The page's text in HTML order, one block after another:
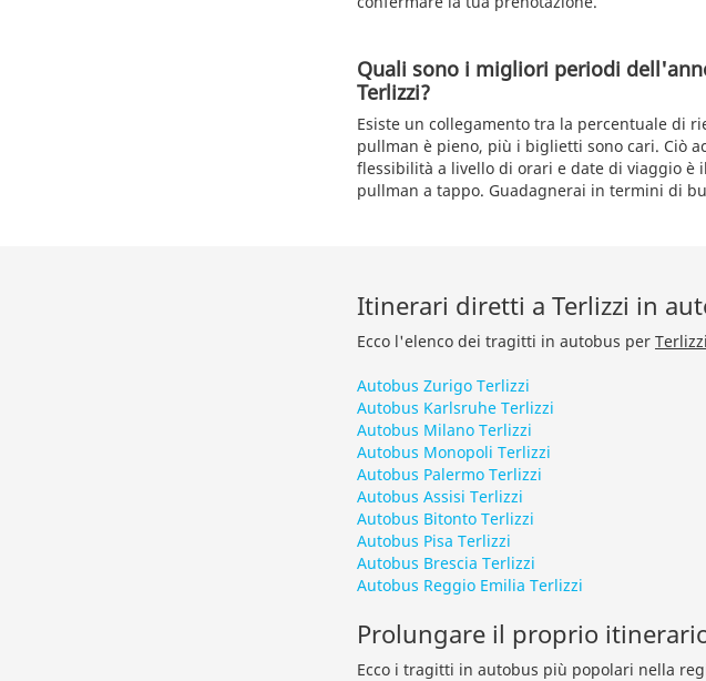
Quali sono i migliori periodi
Terlizzi?
Esiste un collegamento tra la percentuale di
pullman è pieno, più i biglietti sono cari. Ciò
flessibilità a livello di orari e date di viaggio è
pullman a tappo. Guadagnerai in termini di
Itinerari diretti a Terlizzi in
Ecco l'elenco dei tragitti in autobus per Terlizzi
Autobus Zurigo Terlizzi
Autobus Karlsruhe Terlizzi
Autobus Milano Terlizzi
Autobus Monopoli Terlizzi
Autobus Palermo Terlizzi
Autobus Assisi Terlizzi
Autobus Bitonto Terlizzi
Autobus Pisa Terlizzi
Autobus Brescia Terlizzi
Autobus Reggio Emilia Terlizzi
Prolungare il proprio
Ecco i tragitti in autobus più popolari nella